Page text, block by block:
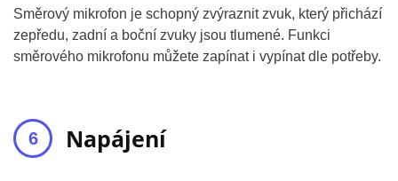
Směrový mikrofon je schopný zvýraznit zvuk, který přichází
zepředu, zadní a boční zvuky jsou tlumené. Funkci
směrového mikrofonu můžete zapínat i vypínat dle potřeby.
Napájení